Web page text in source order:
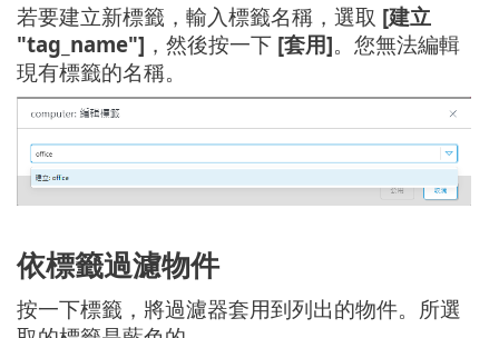
若要建立新標籤，輸入標籤名稱，選取 [建立
"tag_name"] ，然後按一下 [套用]。您無法編輯
現有標籤的名稱。
依標籤過濾物件
按一下標籤，將過濾器套用到列出的物件。所選